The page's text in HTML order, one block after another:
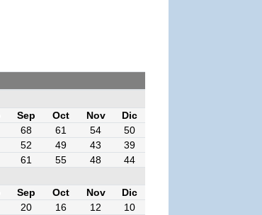
Sep Oct Nov
Dic
68 61 54
50
52 49 43
39
61 55 48
44
Sep Oct Nov
Dic
20 16 12
10